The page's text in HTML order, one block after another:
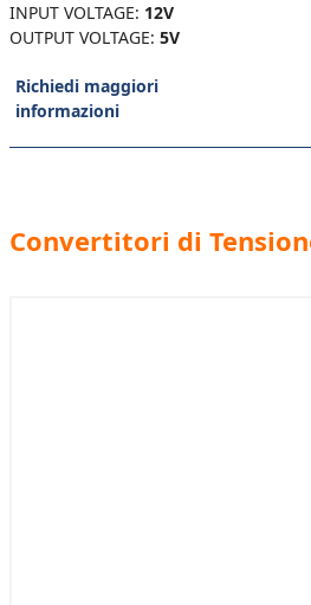
INPUT VOLTAGE: 12V
OUTPUT VOLTAGE: 5V
Richiedi maggiori
informazioni
Convertitori di